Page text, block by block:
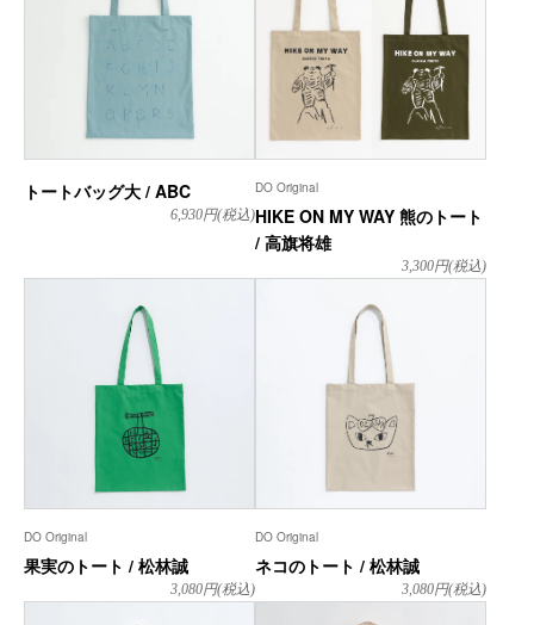
トートバッグ大 / ABC
6,930円(税込)
DO Original
HIKE ON MY WAY 熊のトート
/ 高旗将雄
3,300円(税込)
DO Original
果実のトート / 松林誠
3,080円(税込)
DO Original
ネコのトート / 松林誠
3,080円(税込)